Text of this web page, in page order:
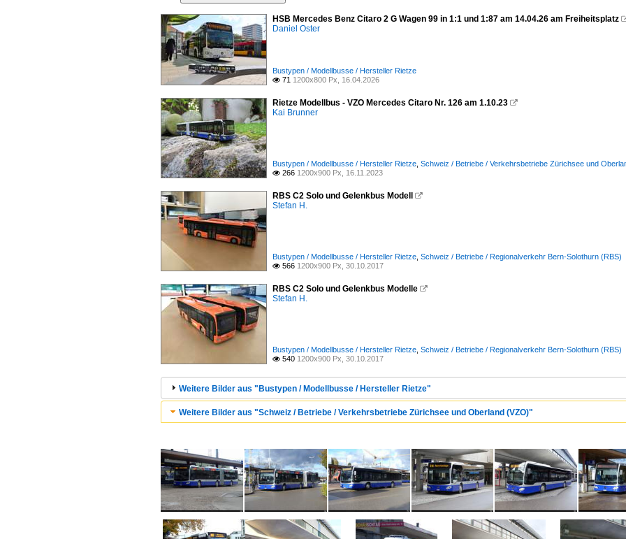
HSB Mercedes Benz Citaro 2 G Wagen 99 in 1:1 und 1:87 am 14.04.26 am Freiheitsplatz
Daniel Oster
Bustypen / Modellbusse / Hersteller Rietze
 71 1200x800 Px, 16.04.2026
Rietze Modellbus - VZO Mercedes Citaro Nr. 126 am 1.10.23 
Kai Brunner
Bustypen / Modellbusse / Hersteller Rietze Schweiz / Betriebe / Verkehrsbetriebe Zürichsee und
 266 1200x900 Px, 16.11.2023
RBS C2 Solo und Gelenkbus Modell 
Stefan H.
Bustypen / Modellbusse / Hersteller Rietze Schweiz / Betriebe / Regionalverkehr Bern-Solothurn (RBS)
 566 1200x900 Px, 30.10.2017
RBS C2 Solo und Gelenkbus Modelle 
Stefan H.
Bustypen / Modellbusse / Hersteller Rietze Schweiz / Betriebe / Regionalverkehr Bern-Solothurn (RBS)
 540 1200x900 Px, 30.10.2017
Weitere Bilder aus "Bustypen / Modellbusse / Hersteller Rietze"
Weitere Bilder aus "Schweiz / Betriebe / Verkehrsbetriebe Zürichsee und Oberland (VZO)"